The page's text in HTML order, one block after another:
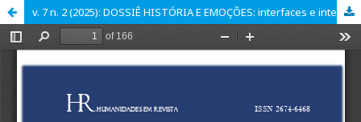
v. 7 n. 2 (2025): DOSSIÊ HISTÓRIA E EMOÇÕES: interfaces e interlocuções